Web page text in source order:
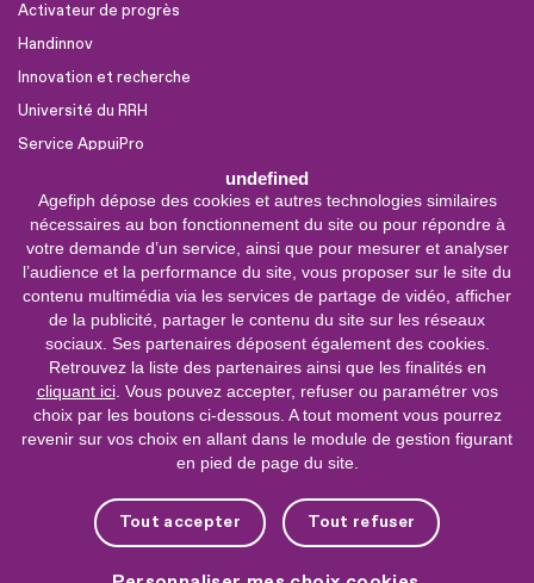
undefined
Agefiph dépose des cookies et autres technologies similaires
nécessaires au bon fonctionnement du site ou pour répondre à
votre demande d’un service, ainsi que pour mesurer et analyser
l’audience et la performance du site, vous proposer sur le site du
contenu multimédia via les services de partage de vidéo, afficher
de la publicité, partager le contenu du site sur les réseaux
sociaux. Ses partenaires déposent également des cookies.
Retrouvez la liste des partenaires ainsi que les finalités en
cliquant ici. Vous pouvez accepter, refuser ou paramétrer vos
choix par les boutons ci-dessous. A tout moment vous pourrez
revenir sur vos choix en allant dans le module de gestion figurant
en pied de page du site.
Tout accepter Tout refuser
Activateur de progrès
Handinnov
Innovation et recherche
Université du RRH
Service AppuiPro
Nous suivre
Youtube
Facebook
0 800 11 10 09
Service &
appel gratuits
Nous contacter
Plateforme de mise en contact LSF